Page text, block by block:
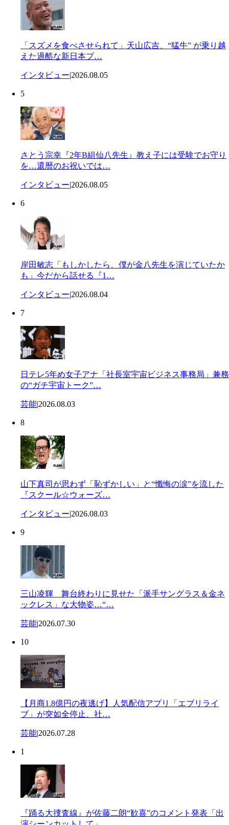
「スズメを食べさせられて」天山広吉、“猛牛” が乗り越
えた過酷な新日本プ…
インタビュー|2026.08.05
5
さとう宗幸『2年B組仙八先生』教え子には受験でお守り
を…還暦のお祝いでは…
インタビュー|2026.08.05
6
岸田敏志「もしかしたら、僕が金八先生を演じていたか
も」今だから話せる『1…
インタビュー|2026.08.04
7
日テレ5年め女子アナ「社長室宇宙ビジネス事務局」兼務
の“ガチ宇宙トーク”…
芸能|2026.08.03
8
山下真司が思わず「恥ずかしい」と“懺悔の涙”を流した
『スクール☆ウォーズ…
インタビュー|2026.08.03
9
三山凌輝 舞台終わりに見せた「派手サングラス＆金ネ
ックレス」な大物姿…“…
芸能|2026.07.30
10
【月商1.8億円の夜逃げ】人気配信アプリ「エブリライ
ブ」が突如全停止、社…
芸能|2026.07.28
1
『踊る大捜査線』が佐藤二朗“歓喜”のコメント発表「出